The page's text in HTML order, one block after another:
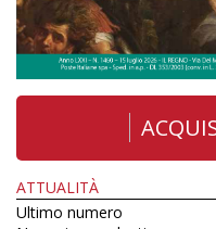
ATTUALITÀ
Ultimo numero